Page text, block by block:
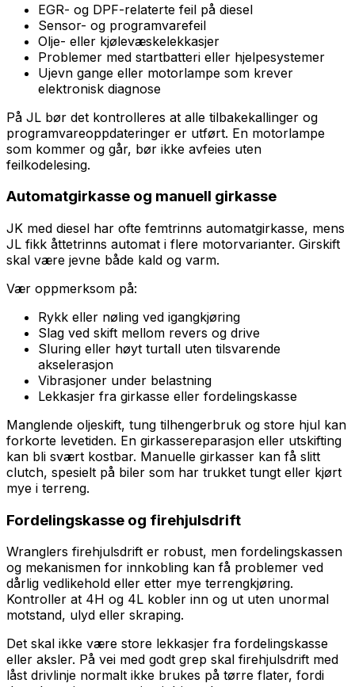
EGR- og DPF-relaterte feil på diesel
Sensor- og programvarefeil
Olje- eller kjølevæskelekkasjer
Problemer med startbatteri eller hjelpesystemer
Ujevn gange eller motorlampe som krever
elektronisk diagnose
På JL bør det kontrolleres at alle tilbakekallinger og
programvareoppdateringer er utført. En motorlampe
som kommer og går, bør ikke avfeies uten
feilkodelesing.
Automatgirkasse og manuell girkasse
JK med diesel har ofte femtrinns automatgirkasse, mens
JL fikk åttetrinns automat i flere motorvarianter. Girskift
skal være jevne både kald og varm.
Vær oppmerksom på:
Rykk eller nøling ved igangkjøring
Slag ved skift mellom revers og drive
Sluring eller høyt turtall uten tilsvarende
akselerasjon
Vibrasjoner under belastning
Lekkasjer fra girkasse eller fordelingskasse
Manglende oljeskift, tung tilhengerbruk og store hjul kan
forkorte levetiden. En girkassereparasjon eller utskifting
kan bli svært kostbar. Manuelle girkasser kan få slitt
clutch, spesielt på biler som har trukket tungt eller kjørt
mye i terreng.
Fordelingskasse og firehjulsdrift
Wranglers firehjulsdrift er robust, men fordelingskassen
og mekanismen for innkobling kan få problemer ved
dårlig vedlikehold eller etter mye terrengkjøring.
Kontroller at 4H og 4L kobler inn og ut uten unormal
motstand, ulyd eller skraping.
Det skal ikke være store lekkasjer fra fordelingskasse
eller aksler. På vei med godt grep skal firehjulsdrift med
låst drivlinje normalt ikke brukes på tørre flater, fordi